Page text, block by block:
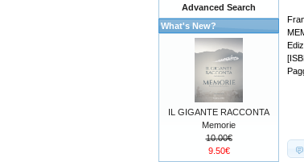
Advanced Search
What's New?
IL GIGANTE RACCONTA
Memorie
10.00€
9.50€